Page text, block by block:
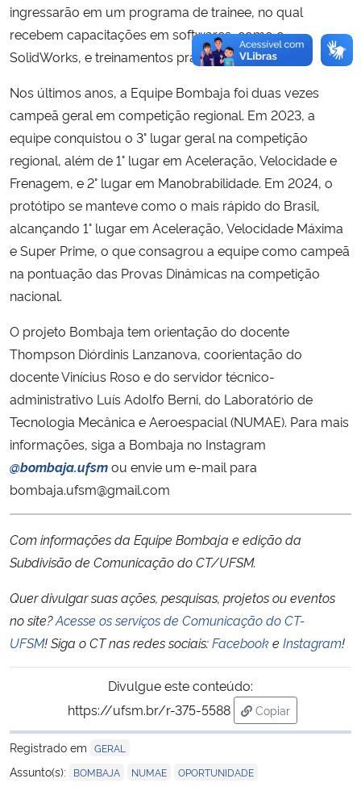
ingressarão em um programa de trainee, no qual
recebem capacitações em softwares, como o
SolidWorks, e treinamentos práticos de oficina.
Nos últimos anos, a Equipe Bombaja foi duas vezes
campeã geral em competição regional. Em 2023, a
equipe conquistou o 3° lugar geral na competição
regional, além de 1° lugar em Aceleração, Velocidade e
Frenagem, e 2° lugar em Manobrabilidade. Em 2024, o
protótipo se manteve como o mais rápido do Brasil,
alcançando 1° lugar em Aceleração, Velocidade Máxima
e Super Prime, o que consagrou a equipe como campeã
na pontuação das Provas Dinâmicas na competição
nacional.
O projeto Bombaja tem orientação do docente
Thompson Diórdinis Lanzanova, coorientação do
docente Vinícius Roso e do servidor técnico-
administrativo Luís Adolfo Berni, do Laboratório de
Tecnologia Mecânica e Aeroespacial (NUMAE). Para mais
informações, siga a Bombaja no Instagram
@bombaja.ufsmou envie um e-mail para
bombaja.ufsm@gmail.com
Com informações da Equipe Bombaja e edição da
Subdivisão de Comunicação do CT/UFSM.
Quer divulgar suas ações, pesquisas, projetos ou eventos
no site?Acesse os serviços de Comunicação do CT-
UFSM!Siga o CT nas redes sociais:Facebooke Instagram!
Divulgue este conteúdo:
https://ufsm.br/r-375-5588
Copiar
para área de
Registrado em GERAL
Assunto(s): BOMBAJA NUMAE OPORTUNIDADE